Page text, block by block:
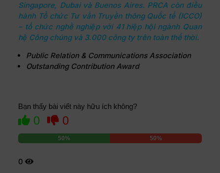
Singapore, Dubai và Buenos Aires. PRCA còn điều
hành Tổ chức Tư vấn Truyền thông Quốc tế (ICCO)
– tổ chức nghề nghiệp với 41 hiệp hội ngành Quan
hệ Công chúng và 3.000 công ty trên toàn thế thời.
Public Relation & Communications Association
Outstanding Contribution Award
Bạn thấy bài viết này hữu ích không?
0 0
50% 50%
0